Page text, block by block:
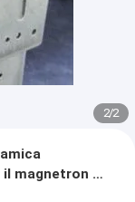
2/2
magnetron di